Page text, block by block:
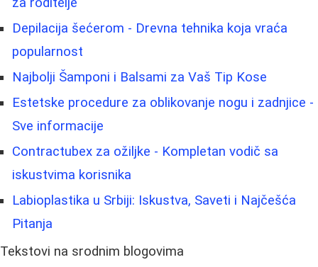
Depilacija šećerom - Drevna tehnika koja vraća
popularnost
Najbolji Šamponi i Balsami za Vaš Tip Kose
Estetske procedure za oblikovanje nogu i zadnjice -
Sve informacije
Contractubex za ožiljke - Kompletan vodič sa
iskustvima korisnika
Labioplastika u Srbiji: Iskustva, Saveti i Najčešća
Pitanja
Tekstovi na srodnim blogovima